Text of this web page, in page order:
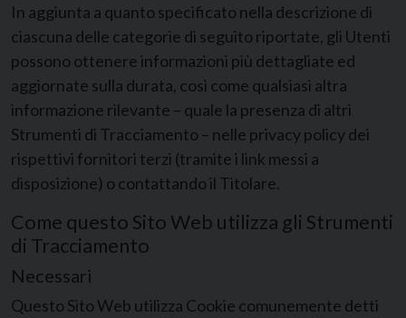
In aggiunta a quanto specificato nella descrizione di
ciascuna delle categorie di seguito riportate, gli Utenti
possono ottenere informazioni più dettagliate ed
aggiornate sulla durata, così come qualsiasi altra
informazione rilevante – quale la presenza di altri
Strumenti di Tracciamento – nelle privacy policy dei
rispettivi fornitori terzi (tramite i link messi a
disposizione) o contattando il Titolare.
Come questo Sito Web utilizza gli Strumenti
di Tracciamento
Necessari
Questo Sito Web utilizza Cookie comunemente detti